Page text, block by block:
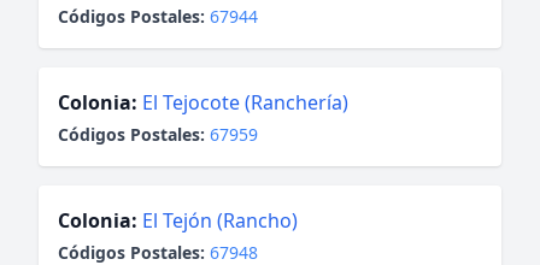
Códigos Postales: 67944
Colonia: El Tejocote (Ranchería)
Códigos Postales: 67959
Colonia: El Tejón (Rancho)
Códigos Postales: 67948